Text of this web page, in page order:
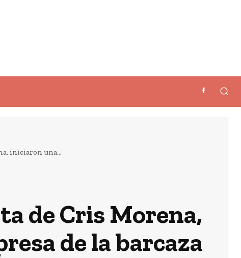
iniciaron una...
de Cris Morena,
de la barcaza